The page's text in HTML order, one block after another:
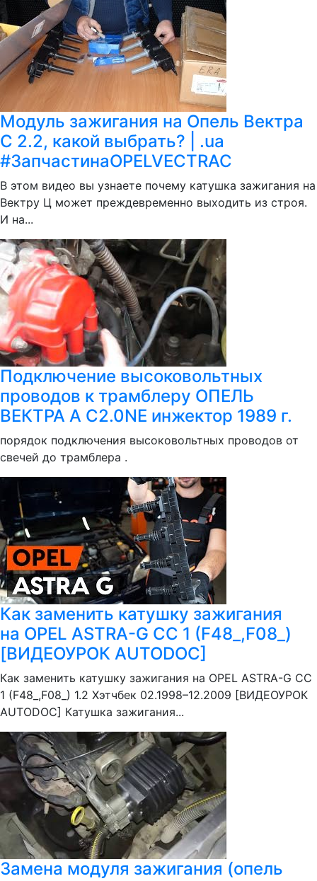
Модуль зажигания на Опель Вектра
C 2.2, какой выбрать? | .ua
#ЗапчастинаOPELVECTRAC
В этом видео вы узнаете почему катушка зажигания на
Вектру Ц может преждевременно выходить из строя.
И на...
Подключение высоковольтных
проводов к трамблеру ОПЕЛЬ
ВЕКТРА А C2.0NE инжектор 1989 г.
порядок подключения высоковольтных проводов от
свечей до трамблера .
Как заменить катушку зажигания
на OPEL ASTRA-G CC 1 (F48_,F08_)
[ВИДЕОУРОК AUTODOC]
Как заменить катушку зажигания на OPEL ASTRA-G CC
1 (F48_,F08_) 1.2 Хэтчбек 02.1998–12.2009 [ВИДЕОУРОК
AUTODOC] Катушка зажигания...
Замена модуля зажигания (опель